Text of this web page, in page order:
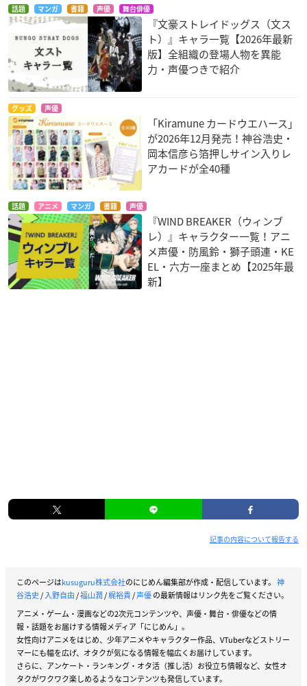
話題 マンガ 書籍 声優 舞台俳優
『文豪ストレイドッグス（文ス
ト）』キャラ一覧【2026年最新
版】全組織の登場人物を異能
力・声優つきで紹介
グッズ 声優
「Kiramune カードウエハース」
が2026年12月発売！神谷浩史・
岡本信彦ら箔押しサイン入りレ
アカードが全40種
話題 アニメ マンガ 書籍 声優
『WIND BREAKER（ウィンブ
レ）』キャラクター一覧！アニ
メ声優・防風鈴・獅子頭連・KE
EL・六方一座まとめ【2025年最
新】
記事の内容について報告する
このページはkusuguru株式会社のにじめん編集部が作成・配信しています。 神
谷浩史/入野自由/福山潤/梶裕貴/声優の最新情報はリンク先をご覧ください。
アニメ・ゲーム・漫画などの2次元コンテンツや、声優・舞台・俳優などの情
報・話題をお届けする情報メディア「にじめん」。
女性向けアニメをはじめ、少年アニメやキャラクター作品、VTuberなどストリー
マーにも幅を広げ、オタクが気になる情報を幅広くお届けしています。
さらに、アンケート・ランキング・オタ活（推し活）お役立ち情報など、女性オ
タクがワクワク楽しめるようなコンテンツも発信しています。